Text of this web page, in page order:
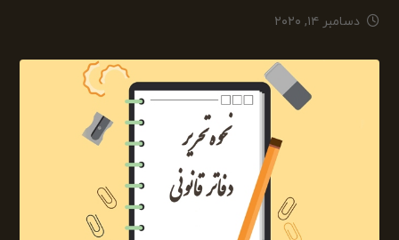
دسامبر ۱۴, ۲۰۲۰